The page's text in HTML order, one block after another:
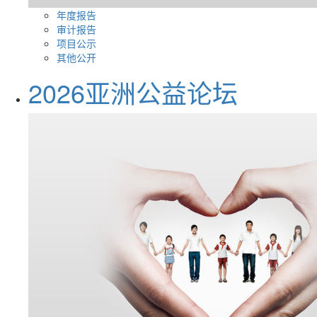
年度报告
审计报告
项目公示
其他公开
2026亚洲公益论坛